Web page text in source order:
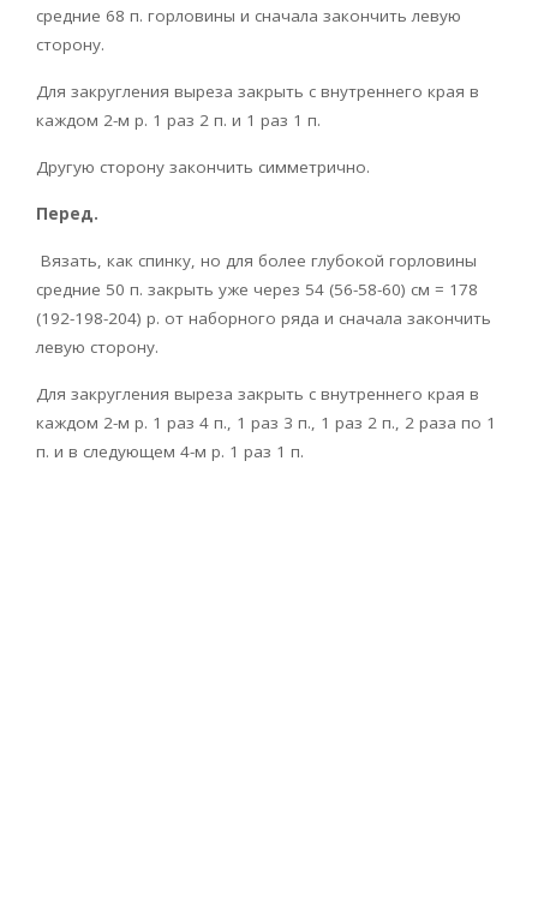
средние 68 п. горловины и сначала закончить левую
сторону.
Для закругления выреза закрыть с внутреннего края в
каждом 2-м р. 1 раз 2 п. и 1 раз 1 п.
Другую сторону закончить симметрично.
Перед.
Вязать, как спинку, но для более глубокой горловины
средние 50 п. закрыть уже через 54 (56-58-60) см = 178
(192-198-204) р. от наборного ряда и сначала закончить
левую сторону.
Для закругления выреза закрыть с внутреннего края в
каждом 2-м р. 1 раз 4 п., 1 раз 3 п., 1 раз 2 п., 2 раза по 1
п. и в следующем 4-м р. 1 раз 1 п.